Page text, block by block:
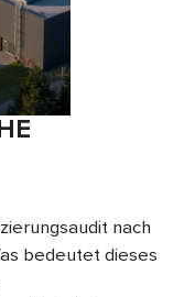
nach
bedeutet dieses